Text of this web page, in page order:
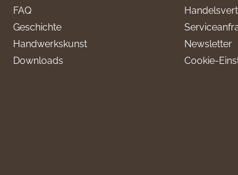
FAQ
Geschichte
Handwerkskunst
Downloads
Newsletter
Cookie-